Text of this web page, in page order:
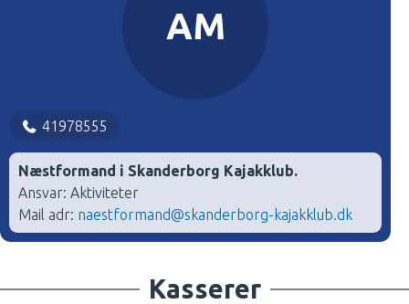
AM
41978555
Næstformand i Skanderborg Kajakklub.
Ansvar: Aktiviteter
Mail adr: naestformand@skanderborg-kajakklub.dk
Kasserer